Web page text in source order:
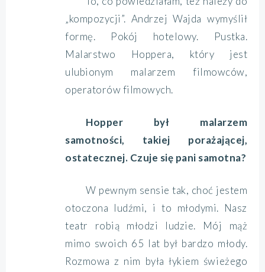
„kompozycji”. Andrzej Wajda wymyślił
formę. Pokój hotelowy. Pustka.
Malarstwo Hoppera, który jest
ulubionym malarzem filmowców,
operatorów filmowych.
Hopper był malarzem
samotności, takiej porażającej,
ostatecznej. Czuje się pani samotna?
W pewnym sensie tak, choć jestem
otoczona ludźmi, i to młodymi. Nasz
teatr robią młodzi ludzie. Mój mąż
mimo swoich 65 lat był bardzo młody.
Rozmowa z nim była łykiem świeżego